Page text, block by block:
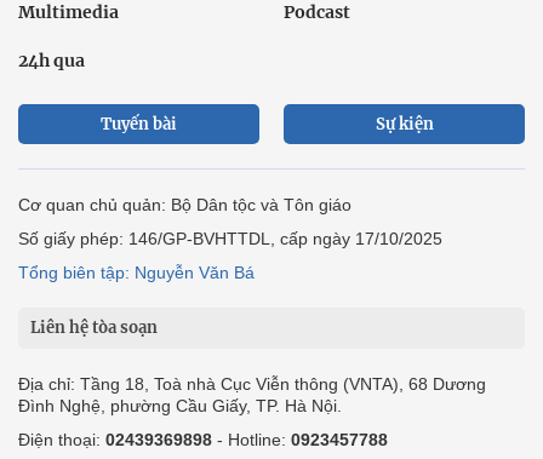
Multimedia Podcast
24h qua
Tuyến bài Sự kiện
Cơ quan chủ quản: Bộ Dân tộc và Tôn giáo
Số giấy phép: 146/GP-BVHTTDL, cấp ngày 17/10/2025
Tổng biên tập: Nguyễn Văn Bá
Liên hệ tòa soạn
Địa chỉ: Tầng 18, Toà nhà Cục Viễn thông (VNTA), 68 Dương
Đình Nghệ, phường Cầu Giấy, TP. Hà Nội.
Điện thoại: 02439369898 - Hotline: 0923457788